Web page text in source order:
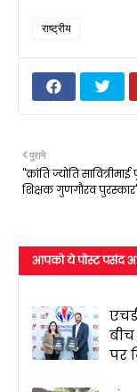
राष्ट्रीय
पुराने
"क्रांति ज्योति
शिक्षक गुणगौरव पुरस्कार"
आपको ये पोस्ट पसंद
पर